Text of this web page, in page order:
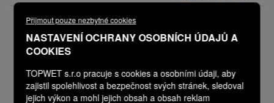
Přijmout pouze nezbytné cookies
NASTAVENÍ OCHRANY OSOBNÍCH ÚDAJŮ A
COOKIES
TOPWET s.r.o pracuje s cookies a osobními údaji, aby
zajistil spolehlivost a bezpečnost svých stránek, sledoval
jejich výkon a mohl jejich obsah a obsah reklam
V08P3010M3015PN00PD06
TW SAN BZ 110 PVC FATRAFOL 804 -
TMAVĚ ŠEDÁ (PN00/PD06)
s integrovanou PVC manžetou
Vaše cena:3 070,00 Kč